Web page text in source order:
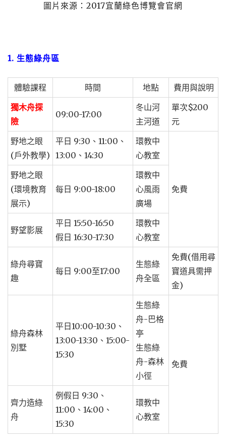
圖片來源：2017宜蘭綠色博覽會官網
1. 生態綠舟區
體驗課程 時間 地點
費用與說明
獨木舟探
險
09:00-17:00
冬山河
主河道
單次$200
元
野地之眼
(戶外教學)
平日 9:30、11:00、
13:00、14:30
環教中
心教室
免費
野地之眼
(環境教育
展示)
每日 9:00-18:00
環教中
心風雨
廣場
野望影展
平日 15:50-16:50
假日 16:30-17:30
環教中
心教室
綠舟尋寶
趣
每日 9:00至17:00
生態綠
舟全區
免費(借用尋
寶道具需押
金)
綠舟森林
別墅
平日10:00-10:30、
13:00-13:30、15:00-
15:30
生態綠
舟-巴格
亭
生態綠
舟-森林
小徑
免費
齊力造綠
舟
例假日 9:30、
11:00、14:00、
15:30
環教中
心教室